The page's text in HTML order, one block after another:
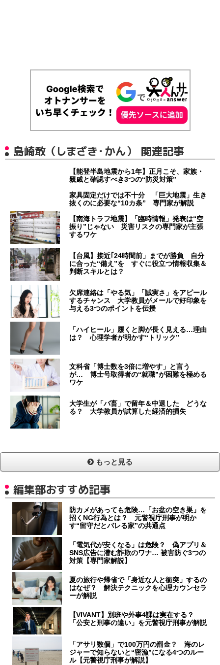
島崎敢（しまざき・かん） 関連記事
【能登半島地震から1年】正月こそ、家族・
親戚と確認すべき3つの“防災対策”
家具固定だけでは不十分 「巨大地震」生き
抜くのに必要な“10カ条” 専門家が解説
【南海トラフ地震】「臨時情報」発表は“空
振り”じゃない 災害リスクの専門家が主張
するワケ
【台風】接近｢24時間前」までが勝負 自分
に合った“備え”を すぐに役立つ情報収集＆
判断スキルとは？
欠席連絡は「やる気」「誠実さ」をアピール
するチャンス 大学教員がメールで好印象を
与える3つのポイントを伝授
「ハイヒール」履くと脚が長く見える…理由
は？ 心理学者が明かす“トリック”
文科省「博士数を3倍に増やす」と言う
が… 博士号取得者の“就職”が困難を極める
ワケ
大学生が「バ畜」で留年＆中退した どうな
る？ 大学教員が試算した経済的損失
もっと見る
編集部おすすめ記事
防カメがあっても危険…「お盆の空き巣」を
招くNG行為とは？ 元警視庁刑事が明か
す“留守だとバレる家”の共通点
「電気代が安くなる」は危険？ 偽アプリ＆
SNS広告に潜む詐欺のワナ… 被害防ぐ3つの
対策【専門家解説】
夏の旅行や帰省で「身近な人と衝突」するの
はなぜ？ 解決テクニックを心理カウンセラ
ーが解説
【VIVANT】別班や外事4課は実在する？
「公安と刑事の違い」を元警視庁刑事が解説
「アサリ数個」で100万円の罰金？ 海のレ
ジャーで知らないと“密漁”になる4つのルー
ル【元警視庁刑事が解説】